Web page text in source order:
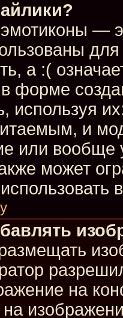
—
а :(
форме
используя
и
или вообще
может
на
на